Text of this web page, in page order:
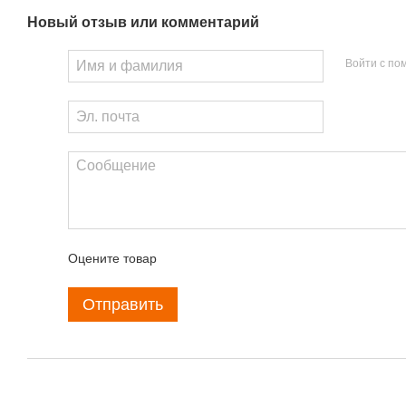
Новый отзыв или комментарий
Войти с
Оцените товар
Отправить